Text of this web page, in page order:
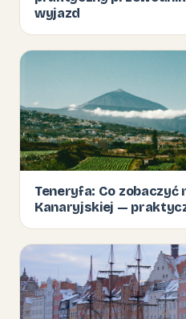
wyjazd
Teneryfa: Co zobaczyć
Kanaryjskiej —